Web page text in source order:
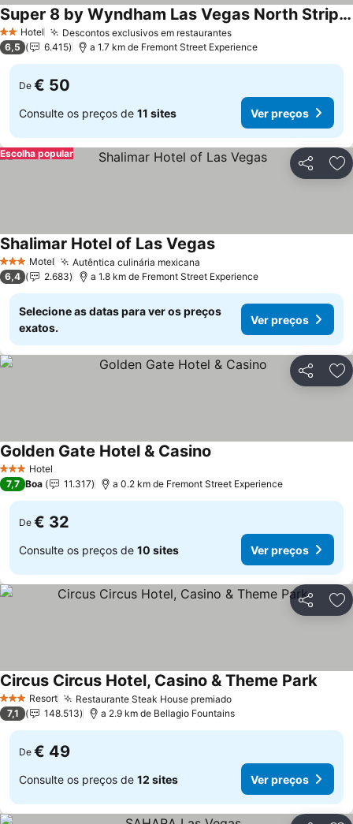
2 Estrelas
Hotel Descontos exclusivos em restaurantes
Super 8 by Wyndham Las Vegas North Strip/Fremont St. Area
6,5 6.415 a 1.7 km de Fremont Street Experience
De € 50
Consulte os preços de 11 sites Ver preços
Partilhar
Escolha popular
3 EstrelasMotel Autêntica culinária mexicana
Shalimar Hotel of Las Vegas
6,4 2.683 a 1.8 km de Fremont Street Experience
Selecione as datas para ver os preços
exatos.
Ver preços
Partilhar
3 EstrelasHotel
Golden Gate Hotel & Casino
7,7 Boa 11.317 a 0.2 km de Fremont Street Experience
De € 32
Consulte os preços de 10 sites Ver preços
Partilhar
3 EstrelasResort Restaurante Steak House premiado
Circus Circus Hotel, Casino & Theme Park
7,1 148.513 a 2.9 km de Bellagio Fountains
De € 49
Consulte os preços de 12 sites Ver preços